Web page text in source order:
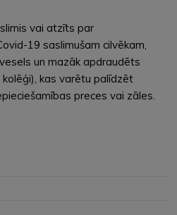
vai atzīts par
19 saslimušam cilvēkam,
un mazāk apdraudēts
kolēģi), kas varētu palīdzēt
preces vai zāles.